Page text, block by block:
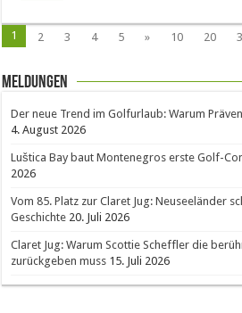
1 2 3 4 5 » 10 20
Meldungen
Der neue Trend im Golfurlaub: Warum
4. August 2026
Luštica Bay baut Montenegros erste Golf-
2026
Vom 85. Platz zur Claret Jug: Neuseeländer
Geschichte 20. Juli 2026
Claret Jug: Warum Scottie Scheffler die
zurückgeben muss 15. Juli 2026